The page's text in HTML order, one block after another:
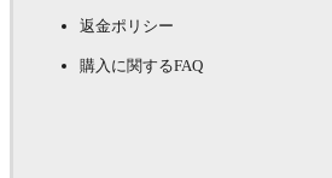
返金ポリシー
購入に関するFAQ